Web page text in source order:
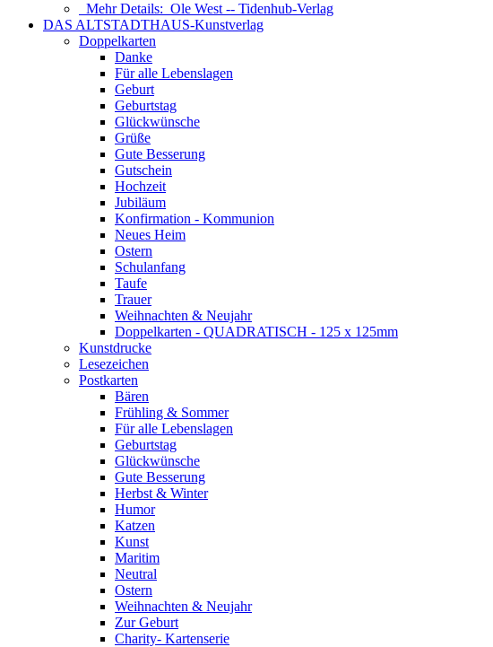
Mehr Details: Ole West -- Tidenhub-Verlag
DAS ALTSTADTHAUS-Kunstverlag
Doppelkarten
Danke
Für alle Lebenslagen
Geburt
Geburtstag
Glückwünsche
Grüße
Gute Besserung
Gutschein
Hochzeit
Jubiläum
Konfirmation - Kommunion
Neues Heim
Ostern
Schulanfang
Taufe
Trauer
Weihnachten & Neujahr
Doppelkarten - QUADRATISCH - 125 x 125mm
Kunstdrucke
Lesezeichen
Postkarten
Bären
Frühling & Sommer
Für alle Lebenslagen
Geburtstag
Glückwünsche
Gute Besserung
Herbst & Winter
Humor
Katzen
Kunst
Maritim
Neutral
Ostern
Weihnachten & Neujahr
Zur Geburt
Charity- Kartenserie